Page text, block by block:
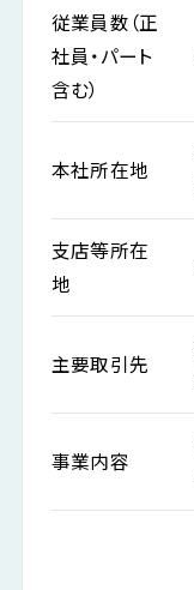
従業員数（正
社員・パート
含む）
本社所在地
支店等所在
地
主要取引先
事業内容